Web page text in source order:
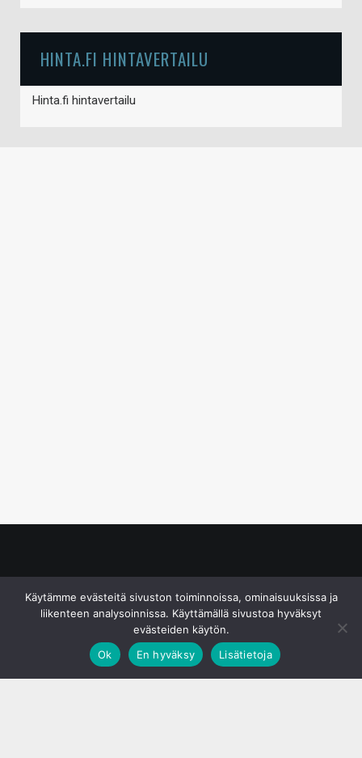
HINTA.FI HINTAVERTAILU
Hinta.fi hintavertailu
Käytämme evästeitä sivuston toiminnoissa, ominaisuuksissa ja
liikenteen analysoinnissa. Käyttämällä sivustoa hyväksyt
evästeiden käytön.
Ok
En hyväksy Lisätietoja